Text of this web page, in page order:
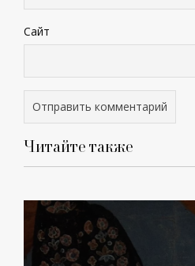
Сайт
Читайте также